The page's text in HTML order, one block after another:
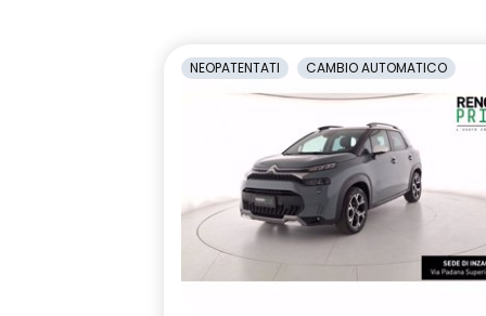
Retrovisori laterali regolabili
elettricamente
Sedile
altezza
Sensori di
Sistema di controllo della
pressione pneumatici indiretto
Sistema di
vigilanza del
Volante in pelle TEP
Volante
profondità
NEOPATENTATI CAMBIO AUTOMATICO